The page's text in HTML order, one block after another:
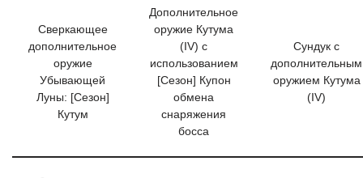
Сверкающее
дополнительное
оружие
Убывающей
Луны: [Сезон]
Кутум
Дополнительное
оружие Кутума
(IV) с
использованием
[Сезон] Купон
обмена
снаряжения
босса
Сундук с
дополнительным
оружием Кутума
(IV)